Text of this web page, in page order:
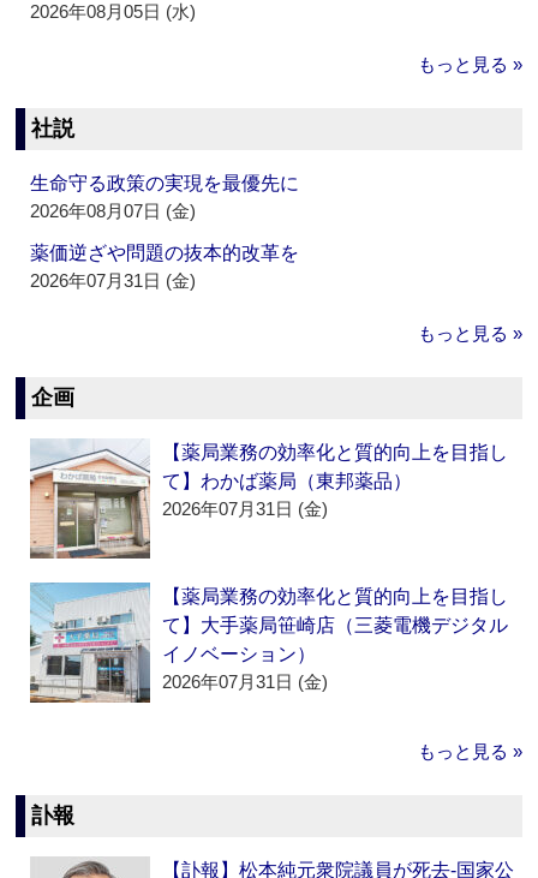
2026年08月05日 (水)
もっと見る »
社説
生命守る政策の実現を最優先に
2026年08月07日 (金)
薬価逆ざや問題の抜本的改革を
2026年07月31日 (金)
もっと見る »
企画
【薬局業務の効率化と質的向上を目指し
て】わかば薬局（東邦薬品）
2026年07月31日 (金)
【薬局業務の効率化と質的向上を目指し
て】大手薬局笹崎店（三菱電機デジタル
イノベーション）
2026年07月31日 (金)
もっと見る »
訃報
【訃報】松本純元衆院議員が死去‐国家公